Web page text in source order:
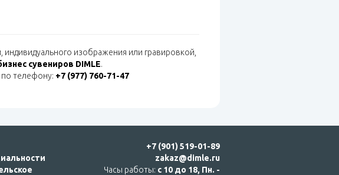
индивидуального изображения или гравировкой,
сувениров DIMLE.
телефону: +7 (977) 760-71-47
+7 (901) 519-01-89
zakaz@dimle.ru
Часы работы: с 10 до 18, Пн. -